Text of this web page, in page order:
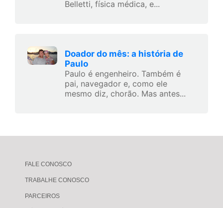
Belletti, física médica, e...
Doador do mês: a história de
Paulo
Paulo é engenheiro. Também é
pai, navegador e, como ele
mesmo diz, chorão. Mas antes...
FALE CONOSCO
TRABALHE CONOSCO
PARCEIROS